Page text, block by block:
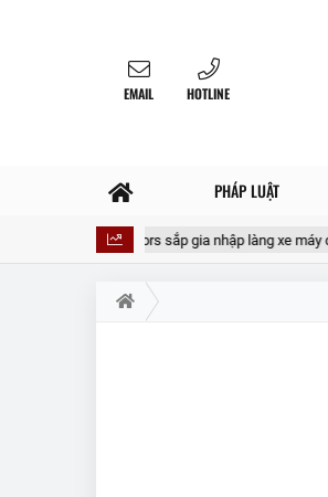
EMAIL HOTLINE
PHÁP LUẬT
TMT Motors sắp gia nhập làng xe máy